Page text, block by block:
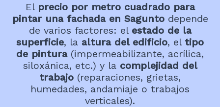
El precio por metro cuadrado para
pintar una fachada en Saguntodepende
de varios factores: el estado de la
superficie, la altura del edificio, el tipo
de pintura(impermeabilizante, acrílica,
siloxánica, etc.) y la complejidad del
trabajo (reparaciones, grietas,
humedades, andamiaje o trabajos
verticales).